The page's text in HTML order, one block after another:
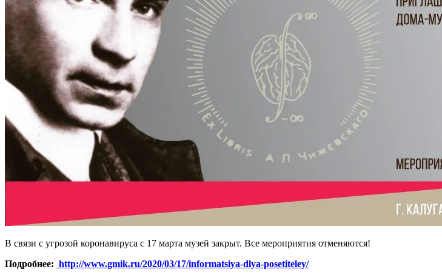
В связи с угрозой коронавируса с 17 марта музей закрыт. Все мероприятия отменяются!
Подробнее: http://www.gmik.ru/2020/03/17/informatsiya-dlya-posetiteley/